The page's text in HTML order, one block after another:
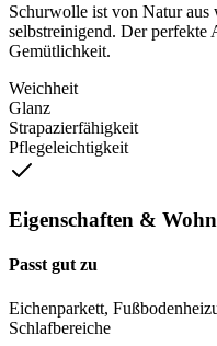
Schurwolle ist von Natur aus
selbstreinigend. Der
Gemütlichkeit.
Weichheit
Glanz
Strapazierfähigkeit
Pflegeleichtigkeit
Eigenschaften &
Passt gut zu
Eichenparkett,
Schlafbereiche